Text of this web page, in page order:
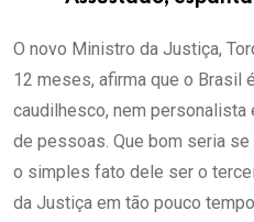
O novo Ministro da Justiça,
12 meses, afirma que o Brasil
caudilhesco, nem personalista
de pessoas. Que bom seria
o simples fato dele ser o
da Justiça em tão pouco